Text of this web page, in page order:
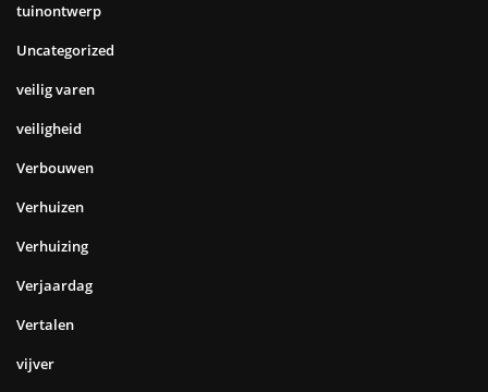
tuinontwerp
Uncategorized
veilig varen
veiligheid
Verbouwen
Verhuizen
Verhuizing
Verjaardag
Vertalen
vijver